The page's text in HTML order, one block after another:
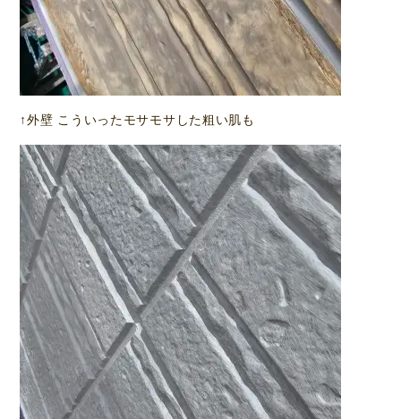
↑外壁 こういったモサモサした粗い肌も